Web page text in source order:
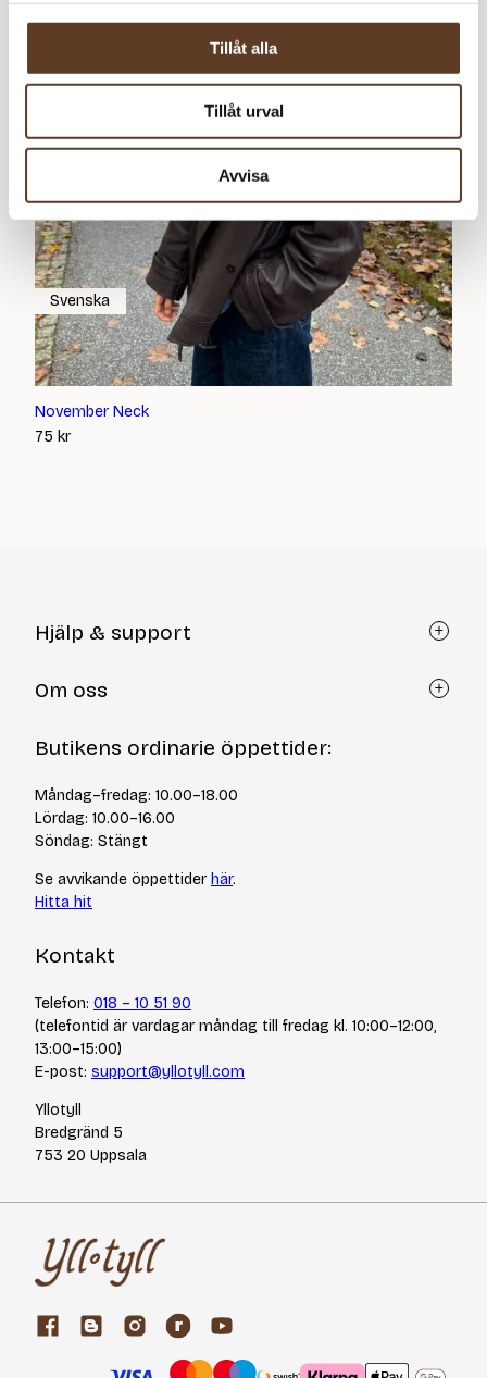
Tillåt alla
Tillåt urval
Avvisa
November Neck
75 kr
Svenska
Hjälp & support
Återköp via formulär
Frågor och svar
Cookiepolicy
Integritetspolicy
Om oss
Om Yllotyll
Kurser & events
Tips & tekniker
Varumärken
Jobba hos oss
Butikens ordinarie öppettider:
Måndag–fredag: 10.00–18.00
Lördag: 10.00–16.00
Söndag: Stängt
Se avvikande öppettider här.
Hitta hit
Kontakt
Telefon: 018 – 10 51 90
(telefontid är vardagar måndag till fredag kl. 10:00–12:00,
13:00–15:00)
E-post: support@yllotyll.com
Yllotyll
Bredgränd 5
753 20 Uppsala